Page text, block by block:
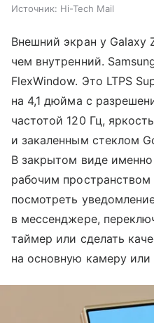
Источник: Hi-Tech Mail
Внешний экран у Galaxy
чем внутренний.
FlexWindow. Это LTPS
на 4,1 дюйма с
частотой 120 Гц,
и закаленным стеклом
В закрытом виде
рабочим
посмотреть
в мессенджере,
таймер или сделать
на основную камеру или